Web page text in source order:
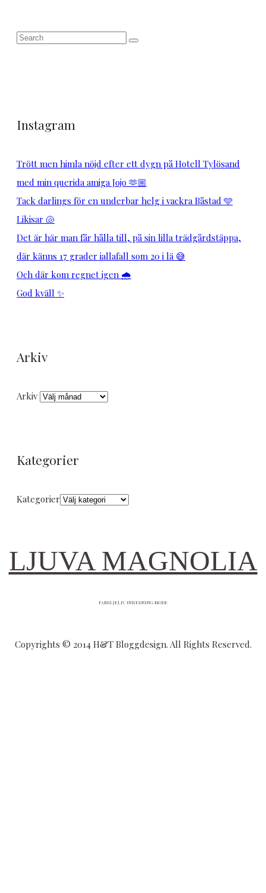
Instagram
Trött men himla nöjd efter ett dygn på Hotell Tylösand
med min querida amiga Jojo 🫶🏼
Tack darlings för en underbar helg i vackra Båstad 🩵
Likisar 🐚
Det är här man får hålla till, på sin lilla trädgårdstäppa,
där känns 17 grader iallafall som 20 i lä 😅
Och där kom regnet igen 🌧️
God kväll ✨
Arkiv
Arkiv
Kategorier
Kategorier
LJUVA MAGNOLIA
FAMILJELIV INREDNING MODE
Copyrights © 2014 H&T Bloggdesign. All Rights Reserved.